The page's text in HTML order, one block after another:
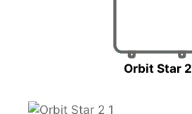
Orbit Star 2